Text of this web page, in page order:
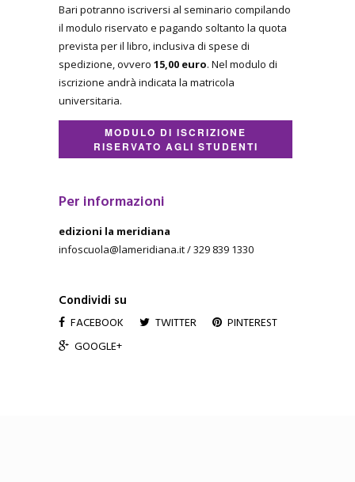
Bari potranno iscriversi al seminario compilando
il modulo riservato e pagando soltanto la quota
prevista per il libro, inclusiva di spese di
spedizione, ovvero 15,00 euro. Nel modulo di
iscrizione andrà indicata la matricola
universitaria.
MODULO DI ISCRIZIONE
RISERVATO AGLI STUDENTI
Per informazioni
edizioni la meridiana
infoscuola@lameridiana.it / 329 839 1330
Condividi su
FACEBOOK TWITTER
PINTEREST
GOOGLE+